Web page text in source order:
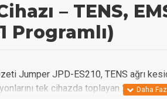
– TENS,
Programlı)
Jumper JPD-ES210, TENS ağrı
tek cihazda toplayan 2 kanallı